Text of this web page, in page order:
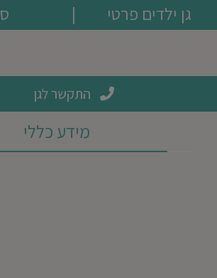
| גן ילדים פרטי
התקשר לגן
מידע כללי